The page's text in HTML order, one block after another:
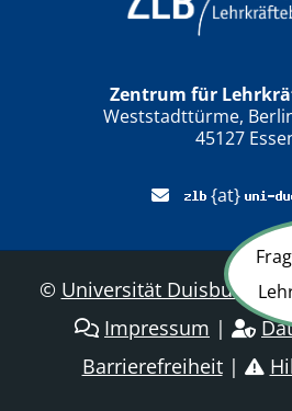
Zentrum für
Weststadttürme,
45127
{at}
© Universität Duisburg-
Impressum |
Barrierefreiheit|